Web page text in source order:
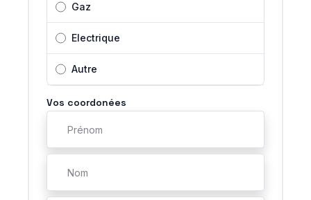
Gaz
Electrique
Autre
Vos coordonées